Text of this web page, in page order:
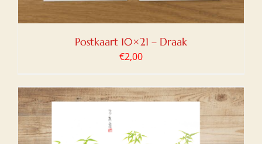
Postkaart 10×21 – Draak
€2,00